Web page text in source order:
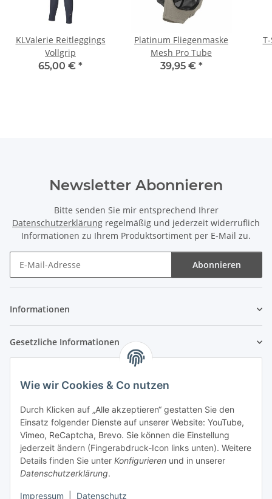
Wie wir Cookies & Co nutzen
Durch Klicken auf „Alle akzeptieren“ gestatten Sie den
Einsatz folgender Dienste auf unserer Website: YouTube,
Vimeo, ReCaptcha, Brevo. Sie können die Einstellung
jederzeit ändern (Fingerabdruck-Icon links unten). Weitere
Details finden Sie unter Konfigurieren und in unserer
Datenschutzerklärung.
Impressum Datenschutz
KLValerie Reitleggings
Vollgrip
65,00 € *
Platinum Fliegenmaske
Mesh Pro Tube
39,95 € *
Newsletter Abonnieren
Bitte senden Sie mir entsprechend Ihrer
Datenschutzerklärung regelmäßig und jederzeit widerruflich
Informationen zu Ihrem Produktsortiment per E-Mail zu.
Abonnieren
Informationen
Gesetzliche Informationen